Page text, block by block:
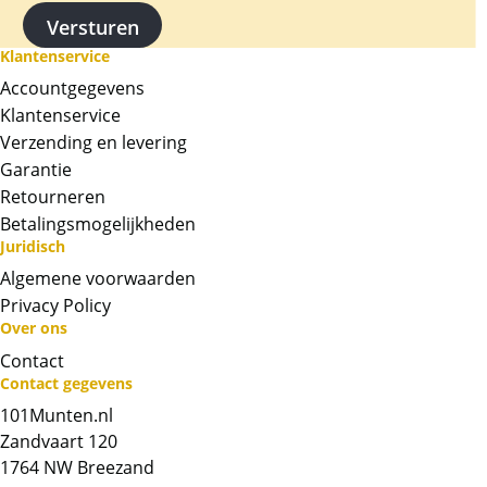
Kwaliteit
De muntbaren worden uit voorraad geleverd,
en komen daarmee niet rechtstreeks van de
producent af. De munten kunnen soms
krassen, aanslag en/of melkvlekken bevatten.
De seal kan soms gescheurd zijn.
Omdat deze muntbaar wettig betaalmiddel is
op Cook Island, wordt deze muntbaar onder
wij btw afdragen over de marge die wij
behalen op dit product. De btw mag hierdoor
Chat met ons
Klantenservice
Accountgegevens
Klantenservice
Verzending en levering
Garantie
Retourneren
Betalingsmogelijkheden
Juridisch
Algemene voorwaarden
Privacy Policy
Over ons
Contact
Contact gegevens
101Munten.nl
Zandvaart 120
1764 NW Breezand